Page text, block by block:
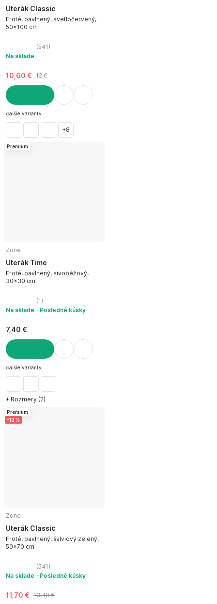
Uterák Classic
Froté, bavlnený, svetločervený,
50x100 cm
(541 )
Na sklade
10,60 € 12 €
DO KOŠÍKA
ďalšie varianty
+8
Premium
Zone
Uterák Time
Froté, bavlnený, sivobéžový,
30x30 cm
(1 )
Na sklade
Posledné kúsky
7,40 €
DO KOŠÍKA
ďalšie varianty
+ Rozmery (2)
Premium
-12 %
Zone
Uterák Classic
Froté, bavlnený, šalviový zelený,
50x70 cm
(541 )
Na sklade
Posledné kúsky
11,70 € 13,40 €